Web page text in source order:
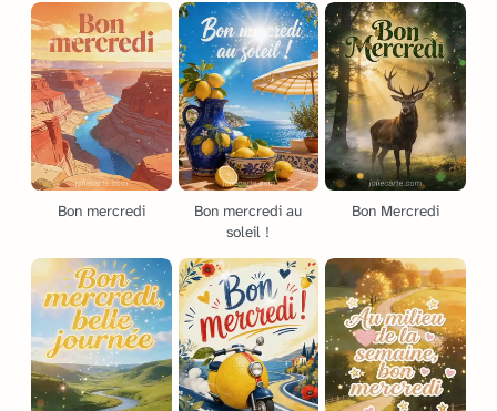
Bon mercredi
Bon mercredi au
soleil !
Bon Mercredi